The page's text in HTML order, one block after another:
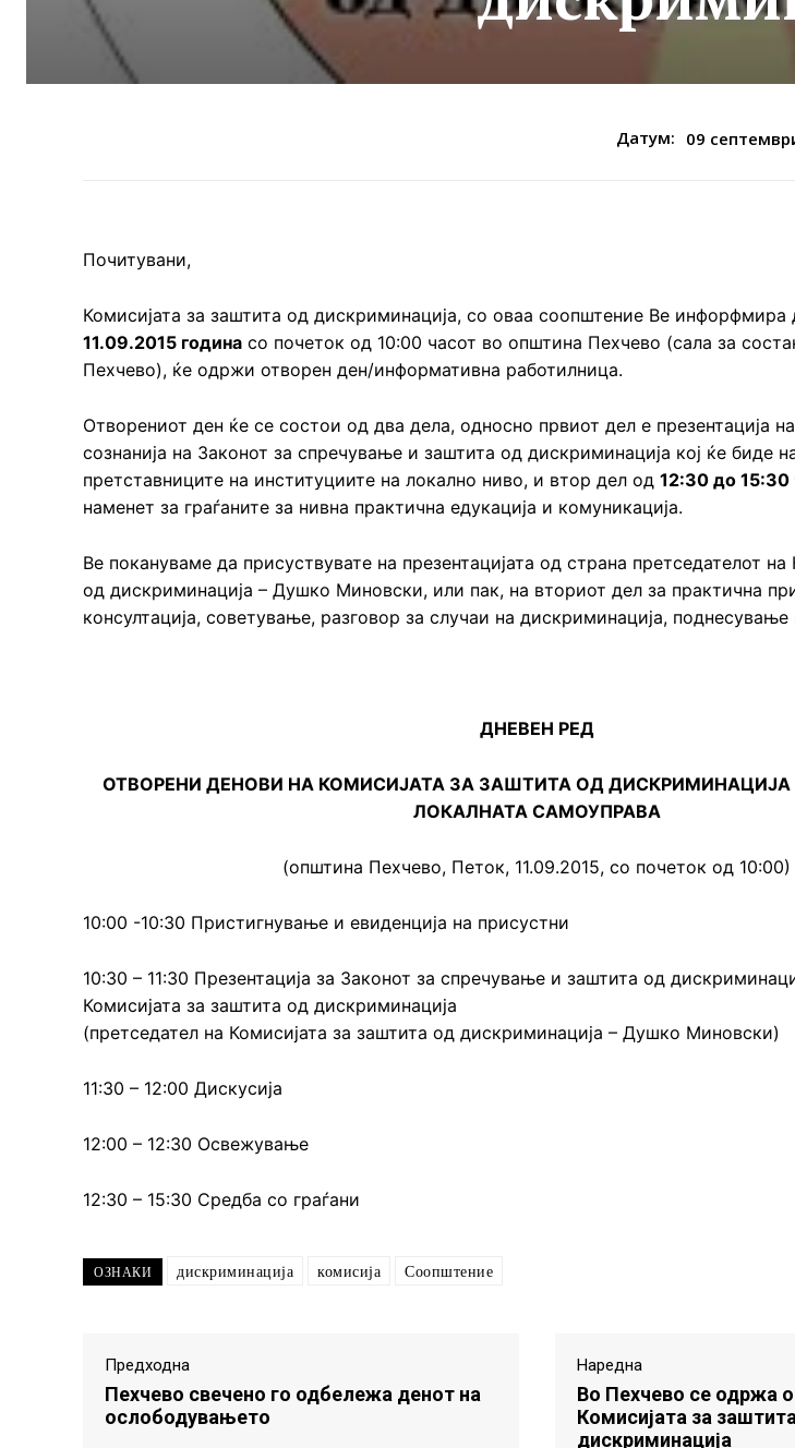
Датум: 09
Почитувани,
Комисијата за заштита од дискриминација, со оваа соопштение Ве инфорфмира
11.09.2015 година со почеток од 10:00 часот во општина Пехчево (сала за
Пехчево), ќе одржи отворен ден/информативна работилница.
Отворениот ден ќе се состои од два дела, односно првиот дел е презентација
сознанија на Законот за спречување и заштита од дискриминација кој ќе биде
претставниците на институциите на локално ниво, и втор дел од 12:30 до 15:30
наменет за граѓаните за нивна практична едукација и комуникација.
Ве покануваме да присуствувате на презентацијата од страна претседателот на
од дискриминација – Душко Миновски, или пак, на вториот дел за практична
консултација, советување, разговор за случаи на дискриминација,
ДНЕВЕН РЕД
ОТВОРЕНИ ДЕНОВИ НА КОМИСИЈАТА ЗА ЗАШТИТА ОД
ЛОКАЛНАТА САМОУПРАВА
(општина Пехчево, Петок, 11.09.2015, со почеток од 10:00)
10:00 -10:30 Пристигнување и евиденција на присустни
10:30 – 11:30 Презентација за Законот за спречување и заштита од
Комисијата за заштита од дискриминација
(претседател на Комисијата за заштита од дискриминација – Душко Миновски)
11:30 – 12:00 Дискусија
12:00 – 12:30 Освежување
12:30 – 15:30 Средба со граѓани
ОЗНАКИ дискриминација комисија Соопштение
Предходна
Пехчево свечено го одбележа денот на
ослободувањето
Наредна
Во Пехчево се одржа
Комисијата за
дискриминација